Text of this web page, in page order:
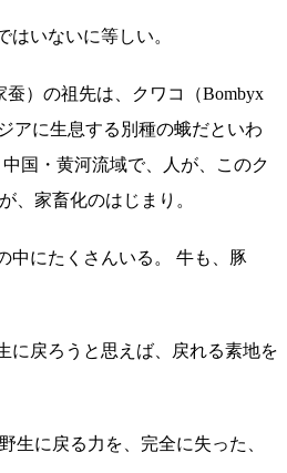
はいないに等しい。
蚕）の祖先は、クワコ（Bombyx
アに生息する別種の蛾だといわ
国・黄河流域で、人が、このク
、家畜化のはじまり。
中にたくさんいる。 牛も、豚
に戻ろうと思えば、戻れる素地を
生に戻る力を、完全に失った、